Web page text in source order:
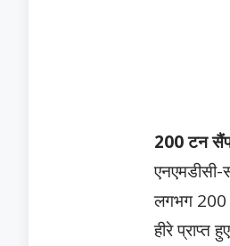
200 टन
एनएमडीसी-
लगभग 200
हीरे प्राप्त